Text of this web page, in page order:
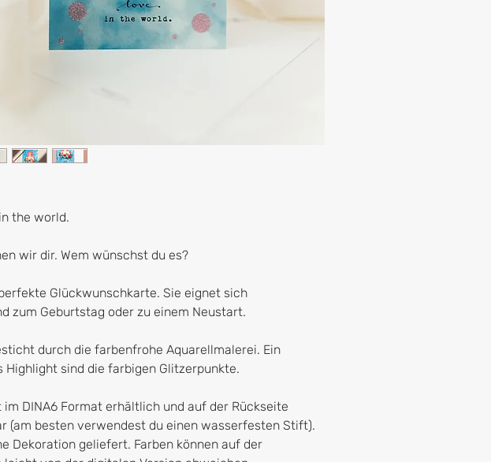
the world.
wir dir. Wem wünschst du es?
Glückwunschkarte. Sie eignet sich
zum Geburtstag oder zu einem Neustart.
durch die farbenfrohe Aquarellmalerei. Ein
Highlight sind die farbigen Glitzerpunkte.
im DINA6 Format erhältlich und auf der Rückseite
(am besten verwendest du einen wasserfesten Stift).
Dekoration geliefert. Farben können auf der